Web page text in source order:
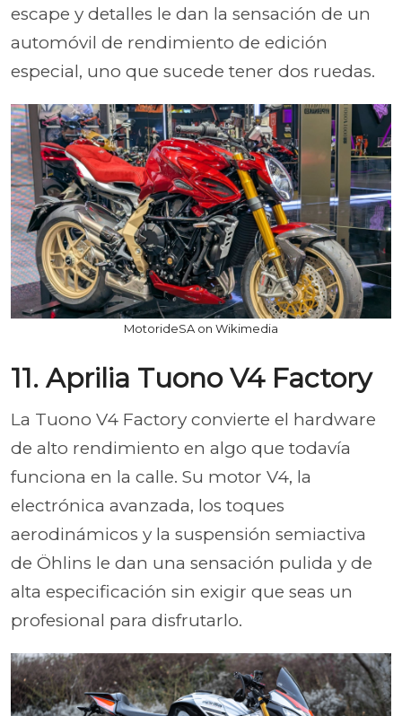
escape y detalles le dan la sensación de un
automóvil de rendimiento de edición
especial, uno que sucede tener dos ruedas.
MotorideSA on Wikimedia
11. Aprilia Tuono V4 Factory
La Tuono V4 Factory convierte el hardware
de alto rendimiento en algo que todavía
funciona en la calle. Su motor V4, la
electrónica avanzada, los toques
aerodinámicos y la suspensión semiactiva
de Öhlins le dan una sensación pulida y de
alta especificación sin exigir que seas un
profesional para disfrutarlo.